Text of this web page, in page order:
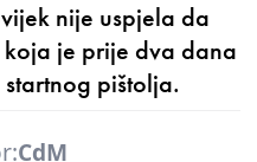
nije uspjela da
koja je prije dva dana
pištolja.
CdM